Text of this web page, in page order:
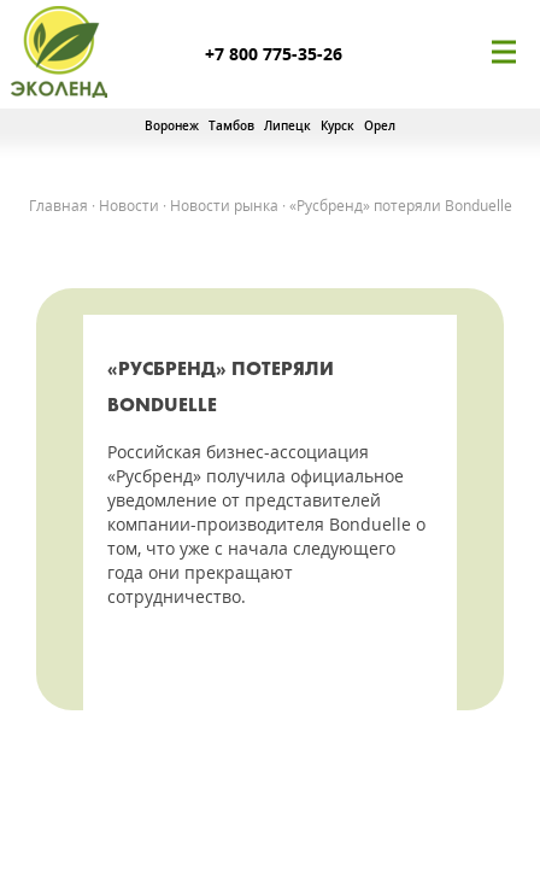
+7 800 775-35-26
Воронеж Тамбов Липецк Курск Орел
Главная · Новости · Новости рынка · «Русбренд» потеряли Bonduelle
«РУСБРЕНД» ПОТЕРЯЛИ
BONDUELLE
Российская бизнес-ассоциация
«Русбренд» получила официальное
уведомление от представителей
компании-производителя Bonduelle о
том, что уже с начала следующего
года они прекращают
сотрудничество.